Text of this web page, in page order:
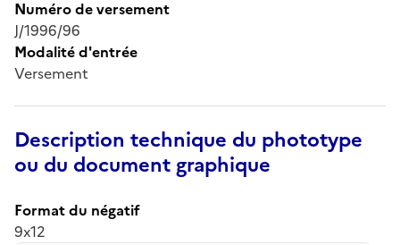
Numéro de versement
J/1996/96
Modalité d'entrée
Versement
Description technique du phototype
ou du document graphique
Format du négatif
9x12